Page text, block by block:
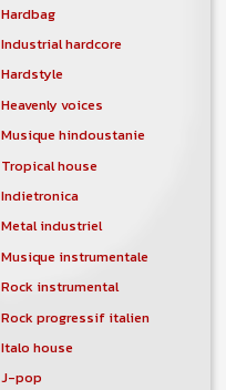
Hardbag
Industrial hardcore
Hardstyle
Heavenly voices
Musique hindoustanie
Tropical house
Indietronica
Metal industriel
Musique instrumentale
Rock instrumental
Rock progressif italien
Italo house
J-pop